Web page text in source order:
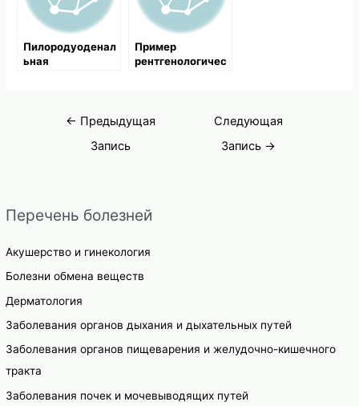
Перечень болезней
Акушерство и гинекология
Болезни обмена веществ
Дерматология
Заболевания органов дыхания и дыхательных путей
Заболевания органов пищеварения и желудочно-кишечного
тракта
Заболевания почек и мочевыводящих путей
Пилородуоденал
ьная
Пример
рентгенологичес
лечения
Навигация
← Предыдущая
Запись
Следующая
Запись →